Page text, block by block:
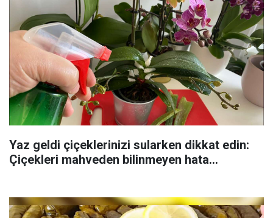
Yaz geldi çiçeklerinizi sularken dikkat edin:
Çiçekleri mahveden bilinmeyen hata...